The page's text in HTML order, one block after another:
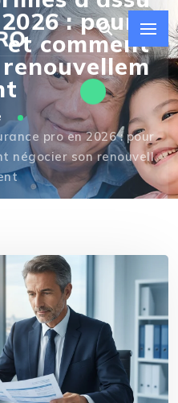
: pourq
et comment
pro en 2026 : pour
négocier son renouvell